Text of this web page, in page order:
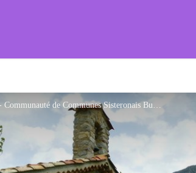
Provençales
Chapelle Sainte-Marthe - Communauté de Communes Sisteronais Buëch